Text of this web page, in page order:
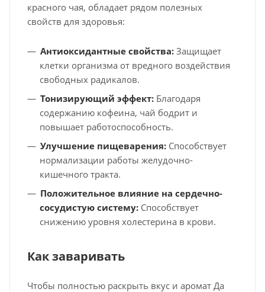
красного чая, обладает рядом полезных
свойств для здоровья:
Антиоксидантные свойства: Защищает
клетки организма от вредного воздействия
свободных радикалов.
Тонизирующий эффект: Благодаря
содержанию кофеина, чай бодрит и
повышает работоспособность.
Улучшение пищеварения: Способствует
нормализации работы желудочно-
кишечного тракта.
Положительное влияние на сердечно-
сосудистую систему: Способствует
снижению уровня холестерина в крови.
Как заваривать
Чтобы полностью раскрыть вкус и аромат Да